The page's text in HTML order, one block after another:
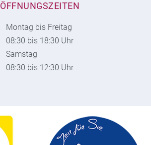
ÖFFNUNGSZEITEN
Montag bis Freitag
08:30 bis 18:30 Uhr
Samstag
08:30 bis 12:30 Uhr